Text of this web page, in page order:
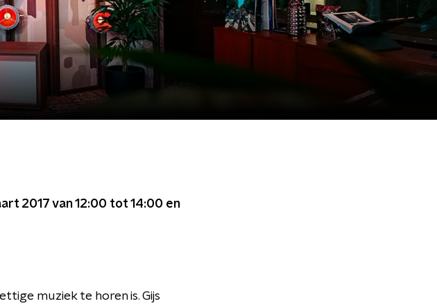
2017 van 12:00 tot 14:00 en
muziek te horen is. Gijs